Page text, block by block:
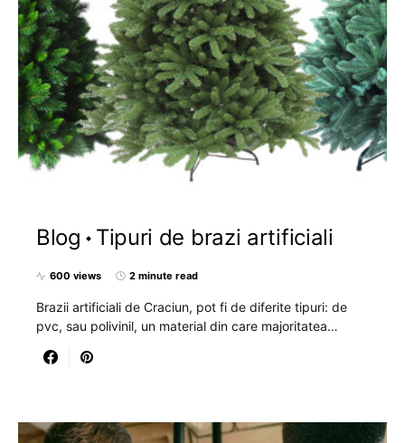
Blog Tipuri de brazi artificiali
600 views 2 minute read
Brazii artificiali de Craciun, pot fi de diferite tipuri: de
pvc, sau polivinil, un material din care majoritatea…